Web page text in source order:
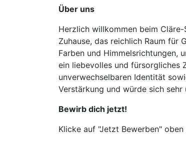
Über uns
Herzlich willkommen beim
Zuhause, das reichlich Raum für
Farben und Himmelsrichtungen,
ein liebevolles und fürsorgliches
unverwechselbaren Identität
Verstärkung und würde sich
Bewirb dich jetzt!
Klicke auf "Jetzt Bewerben"